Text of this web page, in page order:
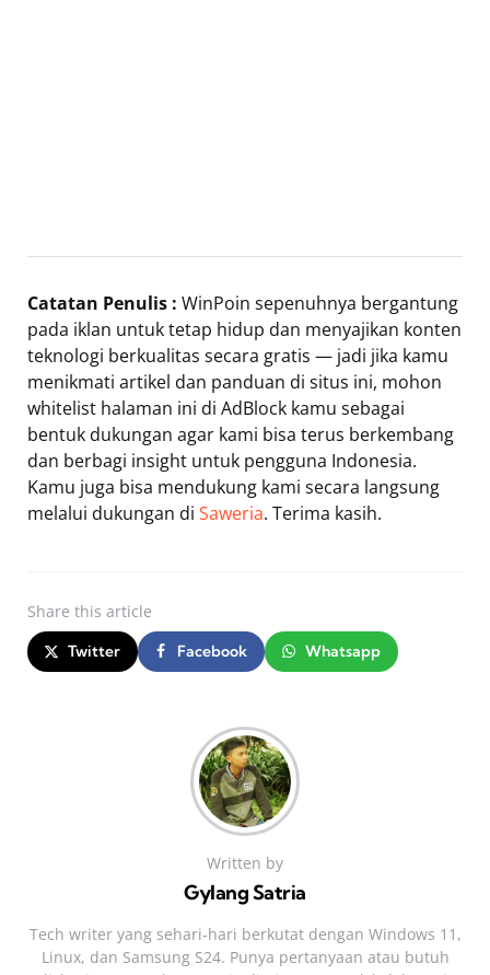
Catatan Penulis : WinPoin sepenuhnya bergantung
pada iklan untuk tetap hidup dan menyajikan konten
teknologi berkualitas secara gratis — jadi jika kamu
menikmati artikel dan panduan di situs ini, mohon
whitelist halaman ini di AdBlock kamu sebagai
bentuk dukungan agar kami bisa terus berkembang
dan berbagi insight untuk pengguna Indonesia.
Kamu juga bisa mendukung kami secara langsung
melalui dukungan di Saweria. Terima kasih.
Share this article
Twitter Facebook Whatsapp
Written by
Gylang Satria
Tech writer yang sehari‑hari berkutat dengan Windows 11,
Linux, dan Samsung S24. Punya pertanyaan atau butuh